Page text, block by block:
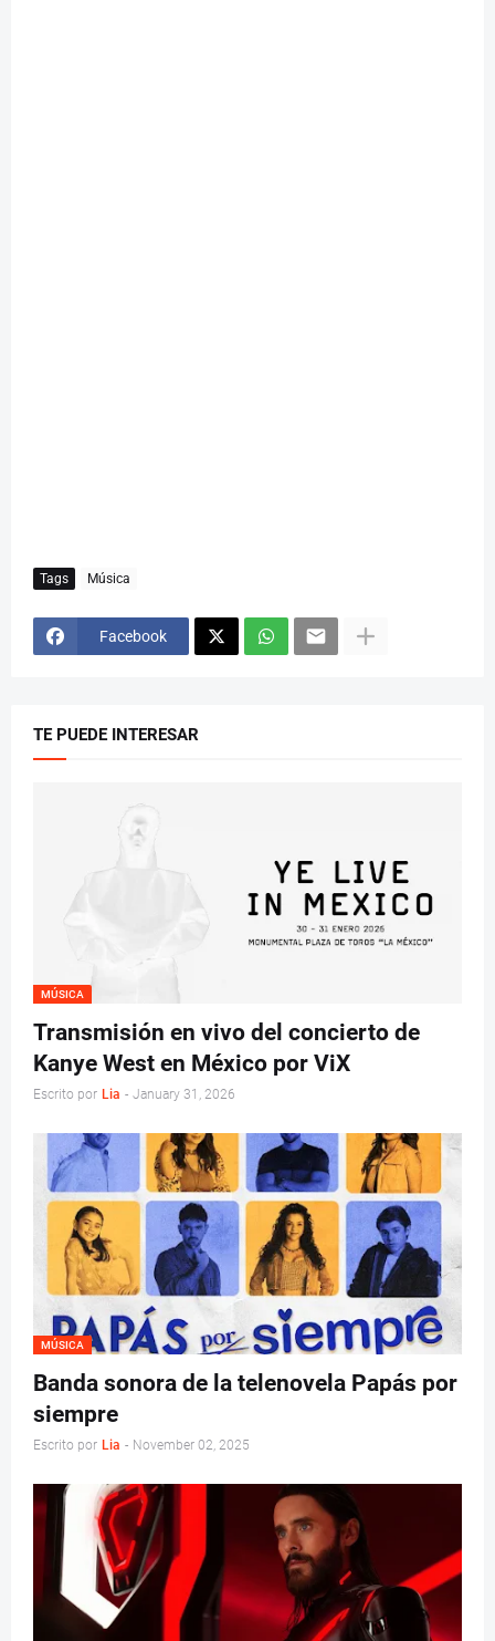
Tags Música
Facebook
TE PUEDE INTERESAR
MÚSICA
Transmisión en vivo del concierto de
Kanye West en México por ViX
Escrito por Lia - January 31, 2026
MÚSICA
Banda sonora de la telenovela Papás por
siempre
Escrito por Lia - November 02, 2025